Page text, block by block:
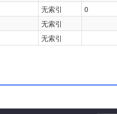
无索引
0
无索引
无索引